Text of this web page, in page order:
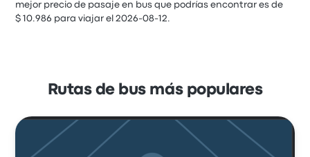
mejor precio de pasaje en bus que podrías encontrar es de
$ 10.986 para viajar el 2026-08-12.
Rutas de bus más populares